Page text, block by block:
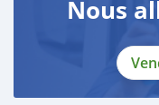
Nous